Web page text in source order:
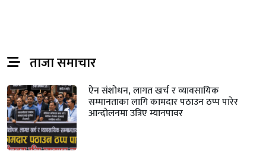
ताजा समाचार
ऐन संशोधन, लागत खर्च र व्यावसायिक
सम्मानताका लागि कामदार पठाउन ठप्प पारेर
आन्दोलनमा उत्रिए म्यानपावर